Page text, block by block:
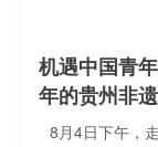
机遇中国青
年的贵州非
8月4日下午，